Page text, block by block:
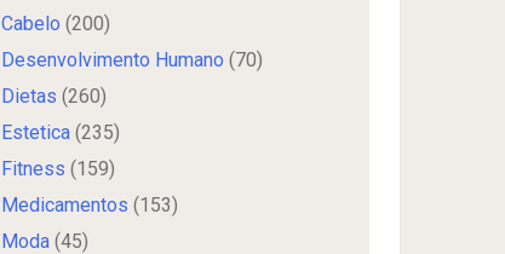
Cabelo (200)
Desenvolvimento Humano (70)
Dietas (260)
Estetica (235)
Fitness (159)
Medicamentos (153)
Moda (45)